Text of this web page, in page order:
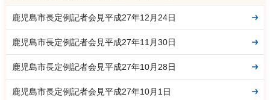
鹿児島市長定例記者会見平成27年12月24日
鹿児島市長定例記者会見平成27年11月30日
鹿児島市長定例記者会見平成27年10月28日
鹿児島市長定例記者会見平成27年10月1日